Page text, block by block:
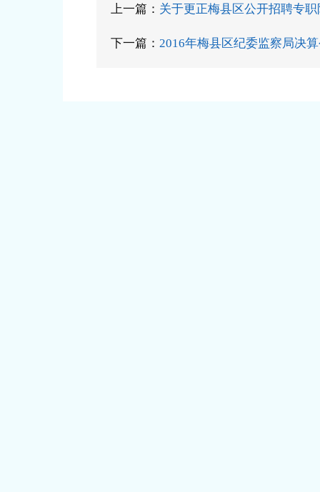
上一篇： 关于更正梅县区公开招聘专
下一篇： 2016年梅县区纪委监察局决